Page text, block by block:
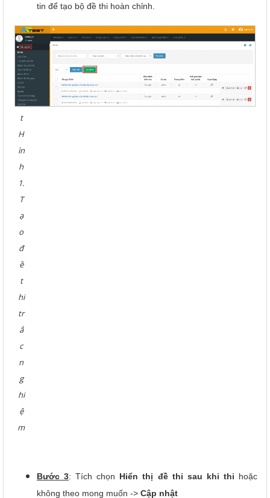
tin để tạo bộ đề thi hoàn chỉnh.
t
H
ìn
h
1.
T
ạ
o
đ
ề
t
hi
tr
ắ
c
n
g
hi
ệ
m
Bước 3: Tích chọn Hiển thị đề thi sau khi thi hoặc
không theo mong muốn -> Cập nhật